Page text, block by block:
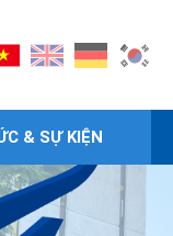
& SỰ KIỆN